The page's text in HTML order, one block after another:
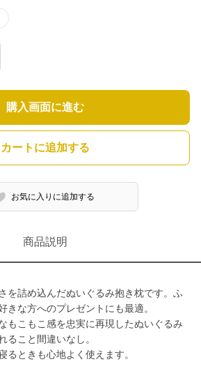
購入画面に進む
カートに追加する
お気に入りに追加する
商品説明
を詰め込んだぬいぐるみ抱き枕です。ふ
きな方へのプレゼントにも最適。
もこもこ感を忠実に再現したぬいぐるみ
ること間違いなし。
るときも心地よく使えます。